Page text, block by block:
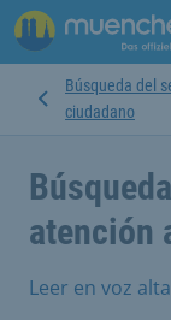
Búsqueda del
ciudadano
atención
Leer en voz alta